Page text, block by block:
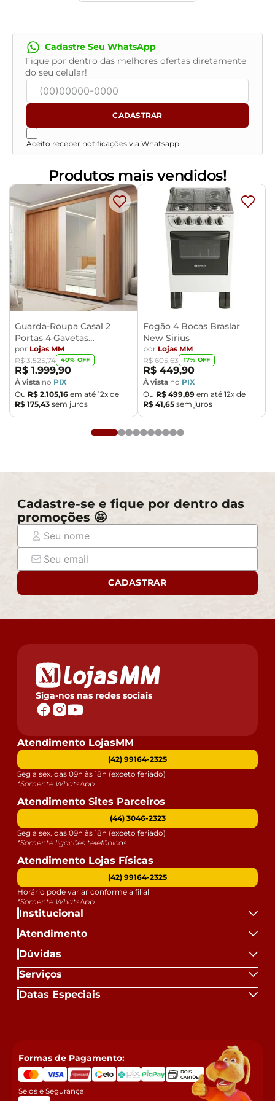
Cadastre Seu WhatsApp
Fique por dentro das melhores ofertas diretamente
do seu celular!
CADASTRAR
Aceito receber notificações via Whatsapp
Produtos mais vendidos!
Guarda-Roupa Casal 2
Portas 4 Gavetas
Caemmun Moviment
por Lojas MM
R$ 3.525,74 40% OFF
R$ 1.999,90
À vista no PIX
Ou R$ 2.105,16 em até 12x de
R$ 175,43 sem juros
Fogão 4 Bocas Braslar
New Sirius
por Lojas MM
R$ 605,63 17% OFF
R$ 449,90
À vista no PIX
Ou R$ 499,89 em até 12x de
R$ 41,65 sem juros
Cadastre-se e fique por dentro das
promoções 🤩
CADASTRAR
Siga-nos nas redes sociais
Institucional
Atendimento
Dúvidas
Serviços
Datas Especiais
Atendimento LojasMM
(42) 99164-2325
Seg a sex. das 09h às 18h (exceto feriado)
*Somente WhatsApp
Atendimento Sites Parceiros
(44) 3046-2323
Seg a sex. das 09h às 18h (exceto feriado)
*Somente ligações telefônicas
Atendimento Lojas Físicas
(42) 99164-2325
Horário pode variar conforme a filial
*Somente WhatsApp
Formas de Pagamento:
Selos e Segurança